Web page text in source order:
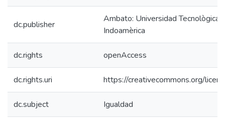
dc.publisher
Ambato: Universidad Tecnològica
Indoamèrica
dc.rights openAccess
dc.rights.uri https://creativecommons.org/
dc.subject Igualdad